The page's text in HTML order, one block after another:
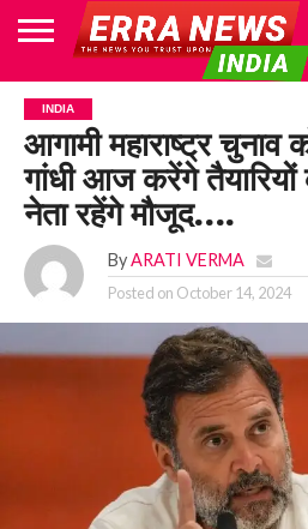
HOME
POLITICS
NEWS
BUSINESS
CULTURE
NATIONAL
SPORTS
LIFESTYLE
TRAVEL
OPINION
BREAKING
NEWS
ENTERTAINMENT
WORLD
CRIME
JOIN
US
INDIA
आगामी महाराष्ट्र चुनाव
गांधी आज करेंगे तैयारियों
नेता रहेंगे मौजूद….
By ARATI VERMA
Posted on October 14, 2024